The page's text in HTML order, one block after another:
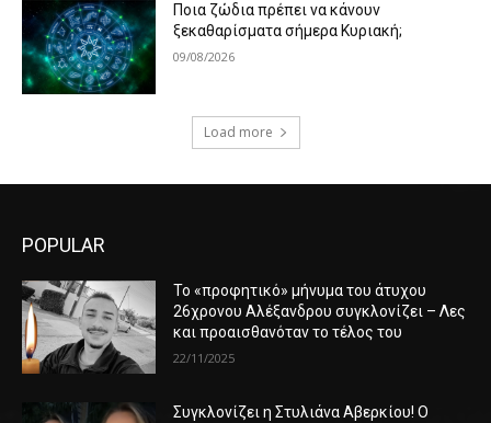
Ποια ζώδια πρέπει να κάνουν
ξεκαθαρίσματα σήμερα Κυριακή;
09/08/2026
Load more
POPULAR
Το «προφητικό» μήνυμα του άτυχου
26χρονου Αλέξανδρου συγκλονίζει – Λες
και προαισθανόταν το τέλος του
22/11/2025
Συγκλονίζει η Στυλιάνα Αβερκίου! Ο